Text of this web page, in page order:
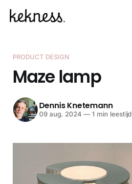
PRODUCT DESIGN
Maze lamp
Dennis Knetemann
09 aug. 2024 —1 min leestijd